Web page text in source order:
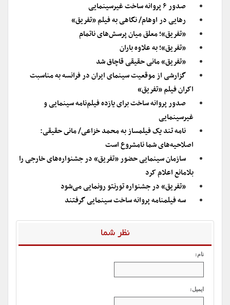
صدور ۶ پروانه ساخت غیرسینمایی
رهایی در اوهام/ نگاهی به فیلم «تفریق»
«تفریق»؛ معلق میان پرسش‌های ناتمام
«تفریق»؛ به علاوه باران
«تفریق» مانی حقیقی قاچاق شد
گزارشی از موقعیت سینمای ایران در فرانسه به مناسبت
اکران فیلم «تفریق»
صدور پروانه ساخت برای یازده فیلم‌نامه سینمایی و
غیرسینمایی
نامه تند یک فیلمساز به محمد خزاعی/ مانى حقیقی:
اصلاحیه‌های شما نامشروع است
سازمان سینمایی حضور «تفریق» در جشنواره‌های خارجی را
بلامانع اعلام کرد
«تفریق» در جشنواره تورنتو رونمایی می‌شود
سه فیلمنامه پروانه ساخت سینمایی گرفتند
نظر شما
نام:
ایمیل: